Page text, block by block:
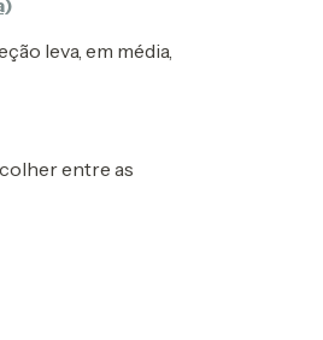
)
leva, em média,
entre as